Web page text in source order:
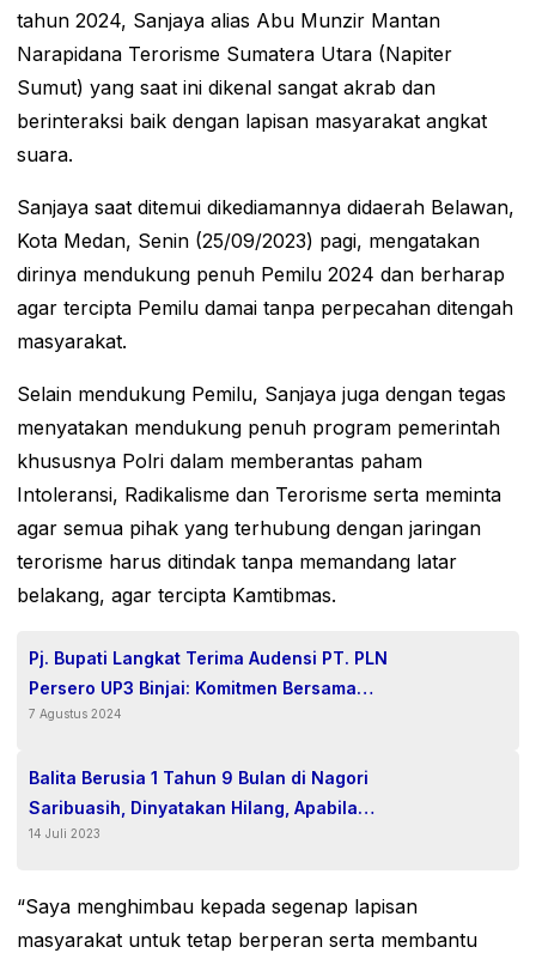
tahun 2024, Sanjaya alias Abu Munzir Mantan
Narapidana Terorisme Sumatera Utara (Napiter
Sumut) yang saat ini dikenal sangat akrab dan
berinteraksi baik dengan lapisan masyarakat angkat
suara.
Sanjaya saat ditemui dikediamannya didaerah Belawan,
Kota Medan, Senin (25/09/2023) pagi, mengatakan
dirinya mendukung penuh Pemilu 2024 dan berharap
agar tercipta Pemilu damai tanpa perpecahan ditengah
masyarakat.
Selain mendukung Pemilu, Sanjaya juga dengan tegas
menyatakan mendukung penuh program pemerintah
khususnya Polri dalam memberantas paham
Intoleransi, Radikalisme dan Terorisme serta meminta
agar semua pihak yang terhubung dengan jaringan
terorisme harus ditindak tanpa memandang latar
belakang, agar tercipta Kamtibmas.
Pj. Bupati Langkat Terima Audensi PT. PLN
Persero UP3 Binjai: Komitmen Bersama
Tingkatkan Layanan Kelistrikan
7 Agustus 2024
Balita Berusia 1 Tahun 9 Bulan di Nagori
Saribuasih, Dinyatakan Hilang, Apabila
Menemukan Agar Menghubungi Pihak
14 Juli 2023
“Saya menghimbau kepada segenap lapisan
masyarakat untuk tetap berperan serta membantu